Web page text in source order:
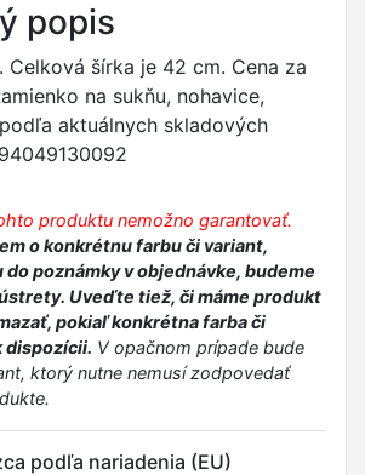
popis
Celková šírka je 42 cm. Cena za
na sukňu, nohavice,
aktuálnych skladových
produktu nemožno garantovať.
o konkrétnu farbu či variant,
poznámky v objednávke, budeme
Uveďte tiež, či máme produkt
pokiaľ konkrétna farba či
dispozícii. V opačnom prípade bude
ktorý nutne nemusí zodpovedať
podľa nariadenia (EU)